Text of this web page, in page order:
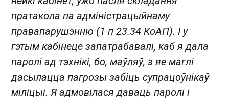
пратакола па адміністрацыйнаму
правапарушэнню (1 п 23.34 КоАП). І у
гэтым кабінеце запатрабавалі, каб я дала
паролі ад тэхнікі, бо, маўляў, з яе маглі
дасылацца пагрозы забіць супрацоўнікаў
міліцыі. Я адмовілася даваць паролі і